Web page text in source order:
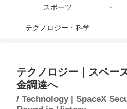
スポーツ
テクノロジー・科学
テクノロジー｜スペー
金調達へ
/ Technology | SpaceX